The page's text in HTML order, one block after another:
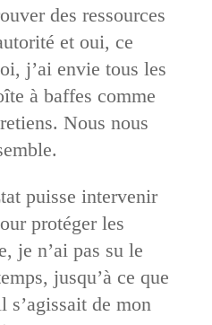
des ressources
et oui, ce
j’ai envie tous les
à baffes comme
Nous nous
puisse intervenir
protéger les
je n’ai pas su le
jusqu’à ce que
s’agissait de mon